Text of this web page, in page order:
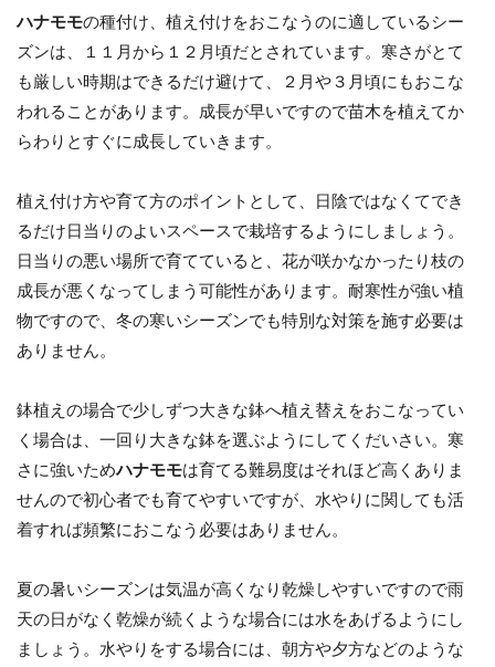
ハナモモの種付け、植え付けをおこなうのに適しているシー
ズンは、１１月から１２月頃だとされています。寒さがとて
も厳しい時期はできるだけ避けて、２月や３月頃にもおこな
われることがあります。成長が早いですので苗木を植えてか
らわりとすぐに成長していきます。
植え付け方や育て方のポイントとして、日陰ではなくてでき
るだけ日当りのよいスペースで栽培するようにしましょう。
日当りの悪い場所で育てていると、花が咲かなかったり枝の
成長が悪くなってしまう可能性があります。耐寒性が強い植
物ですので、冬の寒いシーズンでも特別な対策を施す必要は
ありません。
鉢植えの場合で少しずつ大きな鉢へ植え替えをおこなってい
く場合は、一回り大きな鉢を選ぶようにしてくだいさい。寒
さに強いためハナモモは育てる難易度はそれほど高くありま
せんので初心者でも育てやすいですが、水やりに関しても活
着すれば頻繁におこなう必要はありません。
夏の暑いシーズンは気温が高くなり乾燥しやすいですので雨
天の日がなく乾燥が続くような場合には水をあげるようにし
ましょう。水やりをする場合には、朝方や夕方などのような